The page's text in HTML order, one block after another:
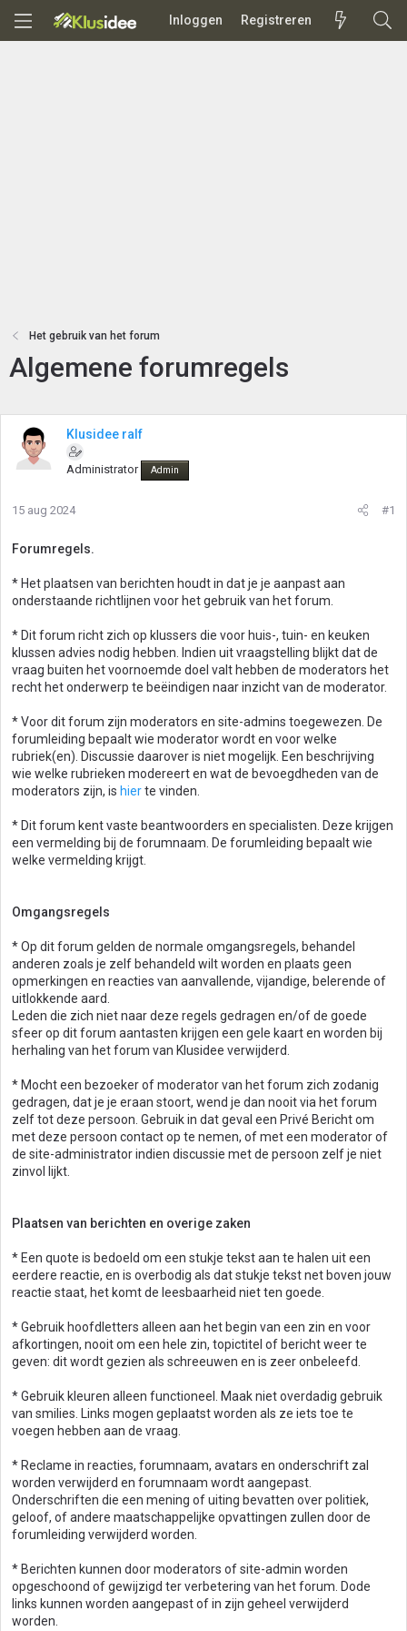
Inloggen Registreren
Het gebruik van het forum
Algemene forumregels
Klusidee ralf
Administrator Admin
15 aug 2024 #1
Forumregels.
* Het plaatsen van berichten houdt in dat je je aanpast aan
onderstaande richtlijnen voor het gebruik van het forum.
* Dit forum richt zich op klussers die voor huis-, tuin- en keuken
klussen advies nodig hebben. Indien uit vraagstelling blijkt dat de
vraag buiten het voornoemde doel valt hebben de moderators het
recht het onderwerp te beëindigen naar inzicht van de moderator.
* Voor dit forum zijn moderators en site-admins toegewezen. De
forumleiding bepaalt wie moderator wordt en voor welke
rubriek(en). Discussie daarover is niet mogelijk. Een beschrijving
wie welke rubrieken modereert en wat de bevoegdheden van de
moderators zijn, is hierte vinden.
* Dit forum kent vaste beantwoorders en specialisten. Deze krijgen
een vermelding bij de forumnaam. De forumleiding bepaalt wie
welke vermelding krijgt.
Omgangsregels
* Op dit forum gelden de normale omgangsregels, behandel
anderen zoals je zelf behandeld wilt worden en plaats geen
opmerkingen en reacties van aanvallende, vijandige, belerende of
uitlokkende aard.
Leden die zich niet naar deze regels gedragen en/of de goede
sfeer op dit forum aantasten krijgen een gele kaart en worden bij
herhaling van het forum van Klusidee verwijderd.
* Mocht een bezoeker of moderator van het forum zich zodanig
gedragen, dat je je eraan stoort, wend je dan nooit via het forum
zelf tot deze persoon. Gebruik in dat geval een Privé Bericht om
met deze persoon contact op te nemen, of met een moderator of
de site-administrator indien discussie met de persoon zelf je niet
zinvol lijkt.
Plaatsen van berichten en overige zaken
* Een quote is bedoeld om een stukje tekst aan te halen uit een
eerdere reactie, en is overbodig als dat stukje tekst net boven jouw
reactie staat, het komt de leesbaarheid niet ten goede.
* Gebruik hoofdletters alleen aan het begin van een zin en voor
afkortingen, nooit om een hele zin, topictitel of bericht weer te
geven: dit wordt gezien als schreeuwen en is zeer onbeleefd.
* Gebruik kleuren alleen functioneel. Maak niet overdadig gebruik
van smilies. Links mogen geplaatst worden als ze iets toe te
voegen hebben aan de vraag.
* Reclame in reacties, forumnaam, avatars en onderschrift zal
worden verwijderd en forumnaam wordt aangepast.
Onderschriften die een mening of uiting bevatten over politiek,
geloof, of andere maatschappelijke opvattingen zullen door de
forumleiding verwijderd worden.
* Berichten kunnen door moderators of site-admin worden
opgeschoond of gewijzigd ter verbetering van het forum. Dode
links kunnen worden aangepast of in zijn geheel verwijderd
worden.